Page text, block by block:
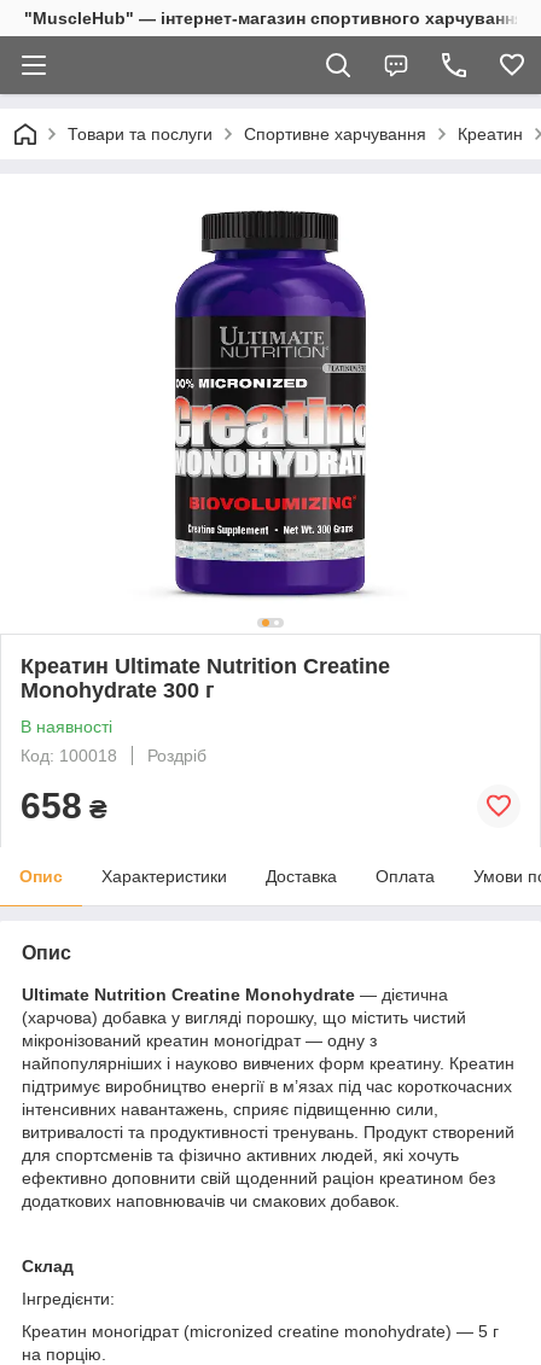
"MuscleHub" — інтернет-магазин спортивного харчування
Товари та послуги Спортивне харчування Креатин
Креатин Ultimate Nutrition Creatine
Monohydrate 300 г
В наявності
Код: 100018
Роздріб
658 ₴
Опис Характеристики Доставка Оплата Умови
Опис
Ultimate Nutrition Creatine Monohydrate — дієтична
(харчова) добавка у вигляді порошку, що містить чистий
мікронізований креатин моногідрат — одну з
найпопулярніших і науково вивчених форм креатину. Креатин
підтримує виробництво енергії в м’язах під час короткочасних
інтенсивних навантажень, сприяє підвищенню сили,
витривалості та продуктивності тренувань. Продукт створений
для спортсменів та фізично активних людей, які хочуть
ефективно доповнити свій щоденний раціон креатином без
додаткових наповнювачів чи смакових добавок.
Склад
Інгредієнти:
Креатин моногідрат (micronized creatine monohydrate) — 5 г
на порцію.